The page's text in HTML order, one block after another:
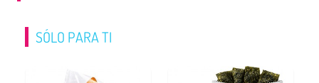
SÓLO PARA TI